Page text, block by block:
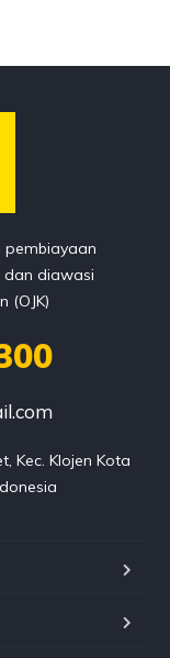
pembiayaan
dan diawasi
(OJK)
Kec. Klojen Kota